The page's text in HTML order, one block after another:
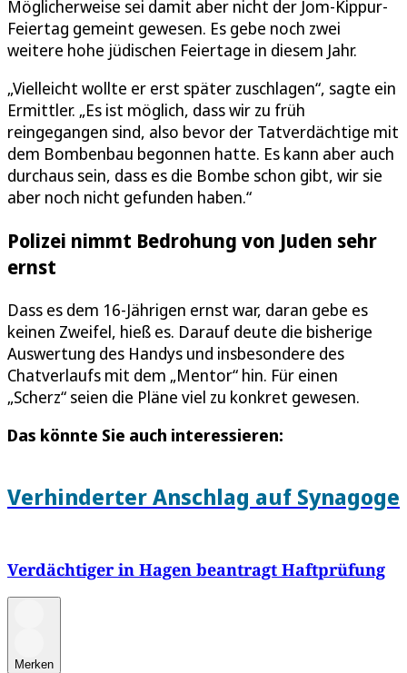
Möglicherweise sei damit aber nicht der Jom-Kippur-
Feiertag gemeint gewesen. Es gebe noch zwei
weitere hohe jüdischen Feiertage in diesem Jahr.
„Vielleicht wollte er erst später zuschlagen“, sagte ein
Ermittler. „Es ist möglich, dass wir zu früh
reingegangen sind, also bevor der Tatverdächtige mit
dem Bombenbau begonnen hatte. Es kann aber auch
durchaus sein, dass es die Bombe schon gibt, wir sie
aber noch nicht gefunden haben.“
Polizei nimmt Bedrohung von Juden sehr
ernst
Dass es dem 16-Jährigen ernst war, daran gebe es
keinen Zweifel, hieß es. Darauf deute die bisherige
Auswertung des Handys und insbesondere des
Chatverlaufs mit dem „Mentor“ hin. Für einen
„Scherz“ seien die Pläne viel zu konkret gewesen.
Das könnte Sie auch interessieren:
Verhinderter Anschlag auf Synagoge
Verdächtiger in Hagen beantragt Haftprüfung
Merken